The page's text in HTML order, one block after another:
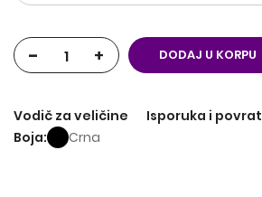
- + DODAJ U KORPU
Vodič za veličine
Isporuka i povrat
Boja
Crna